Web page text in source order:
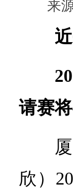
来
请赛
欣）